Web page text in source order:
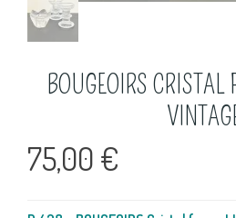
BOUGEOIRS CRISTAL
75,00 €